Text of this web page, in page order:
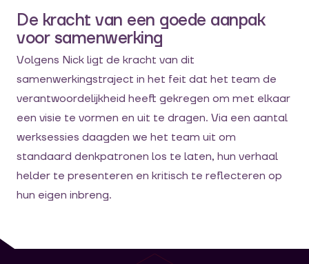
De kracht van een goede aanpak
voor samenwerking
Volgens Nick ligt de kracht van dit
samenwerkingstraject in het feit dat het team de
verantwoordelijkheid heeft gekregen om met elkaar
een visie te vormen en uit te dragen. Via een aantal
werksessies daagden we het team uit om
standaard denkpatronen los te laten, hun verhaal
helder te presenteren en kritisch te reflecteren op
hun eigen inbreng.